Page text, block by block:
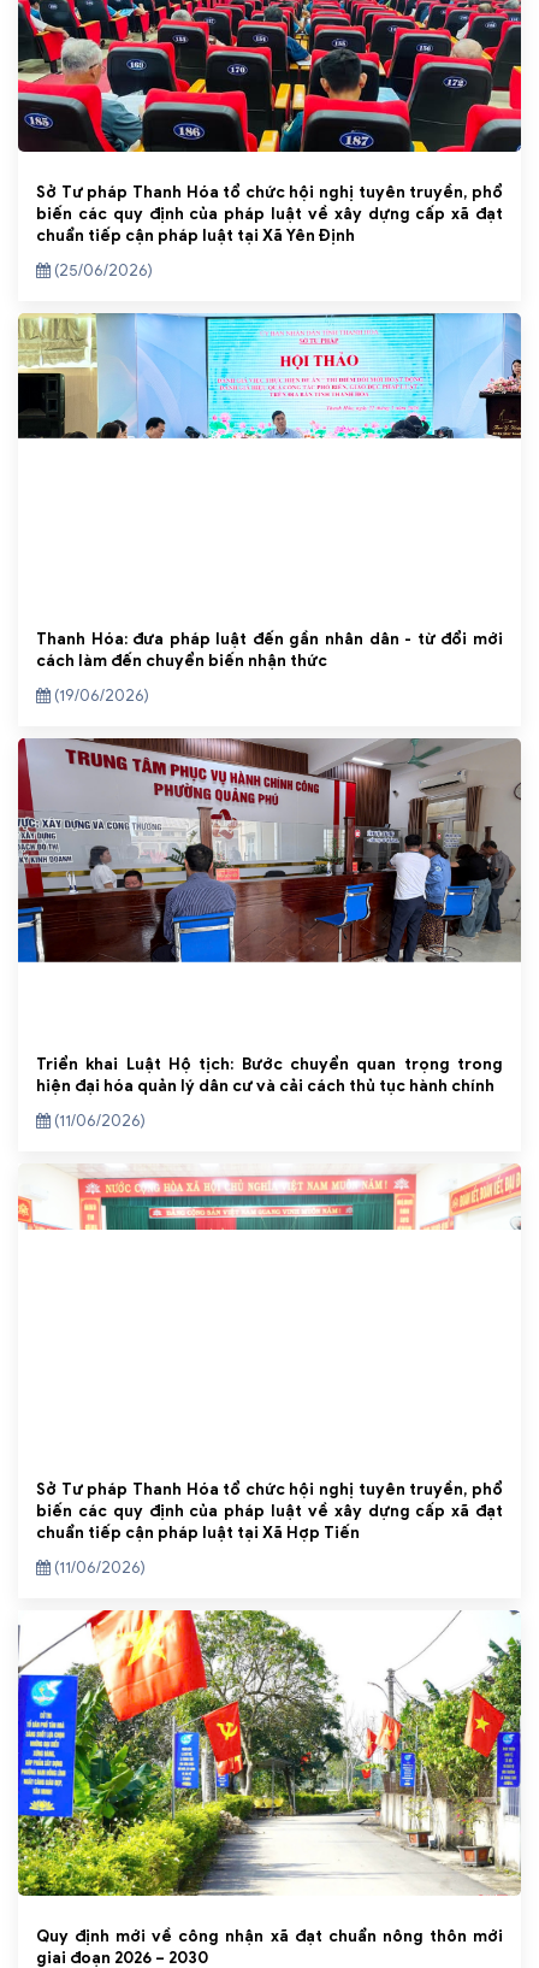
Sở Tư pháp Thanh Hóa tổ chức hội nghị tuyên truyền, phổ
biến các quy định của pháp luật về xây dựng cấp xã đạt
chuẩn tiếp cận pháp luật tại Xã Yên Định
(25/06/2026)
Thanh Hóa: đưa pháp luật đến gần nhân dân - từ đổi mới
cách làm đến chuyển biến nhận thức
(19/06/2026)
Triển khai Luật Hộ tịch: Bước chuyển quan trọng trong
hiện đại hóa quản lý dân cư và cải cách thủ tục hành chính
(11/06/2026)
Sở Tư pháp Thanh Hóa tổ chức hội nghị tuyên truyền, phổ
biến các quy định của pháp luật về xây dựng cấp xã đạt
chuẩn tiếp cận pháp luật tại Xã Hợp Tiến
(11/06/2026)
Quy định mới về công nhận xã đạt chuẩn nông thôn mới
giai đoạn 2026 – 2030